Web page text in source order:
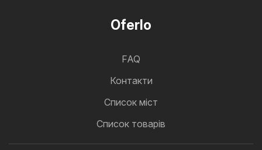
Oferlo
FAQ
Контакти
Cписок міст
Список товарів